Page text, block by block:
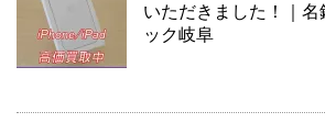
いただきました！｜名
ック岐阜